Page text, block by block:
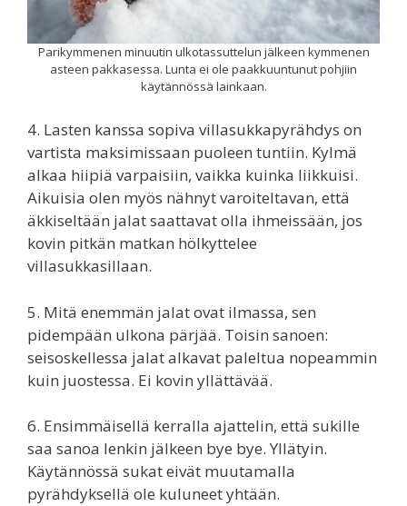
Parikymmenen minuutin ulkotassuttelun jälkeen kymmenen
asteen pakkasessa. Lunta ei ole paakkuuntunut pohjiin
käytännössä lainkaan.
4. Lasten kanssa sopiva villasukkapyrähdys on
vartista maksimissaan puoleen tuntiin. Kylmä
alkaa hiipiä varpaisiin, vaikka kuinka liikkuisi.
Aikuisia olen myös nähnyt varoiteltavan, että
äkkiseltään jalat saattavat olla ihmeissään, jos
kovin pitkän matkan hölkyttelee
villasukkasillaan.
5. Mitä enemmän jalat ovat ilmassa, sen
pidempään ulkona pärjää. Toisin sanoen:
seisoskellessa jalat alkavat paleltua nopeammin
kuin juostessa. Ei kovin yllättävää.
6. Ensimmäisellä kerralla ajattelin, että sukille
saa sanoa lenkin jälkeen bye bye. Yllätyin.
Käytännössä sukat eivät muutamalla
pyrähdyksellä ole kuluneet yhtään.